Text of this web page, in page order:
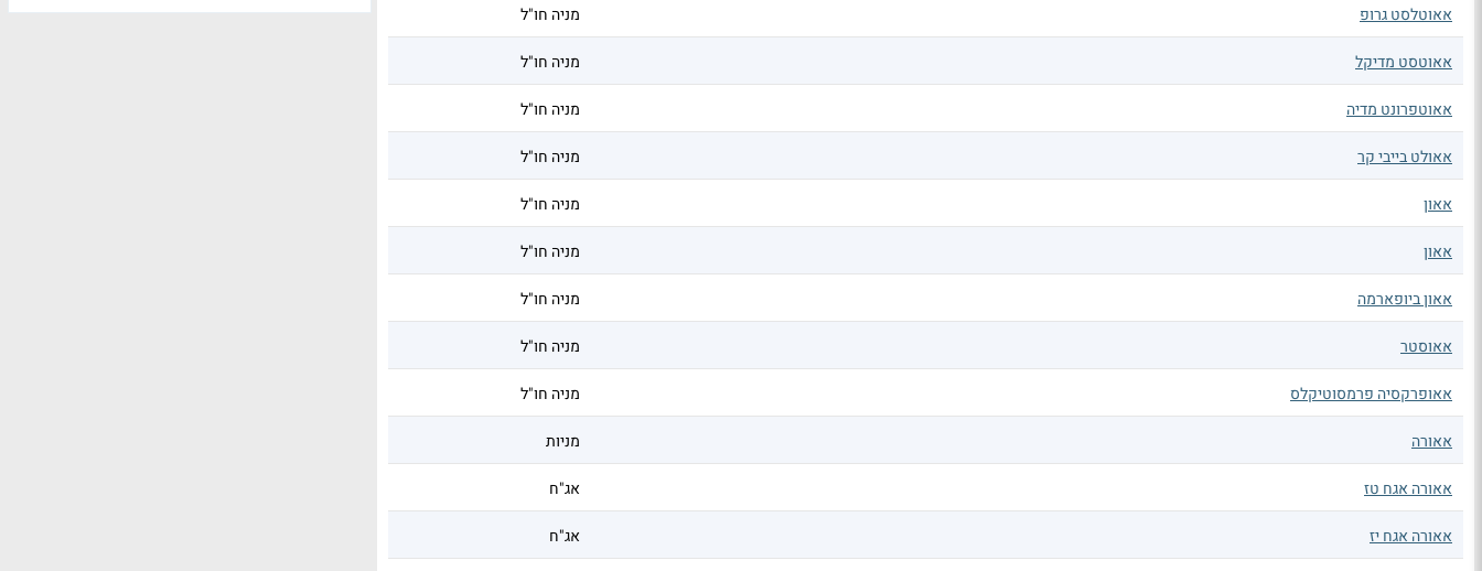
אאוטלסט גרופ מניה חו"ל
אאוטסט מדיקל מניה חו"ל
אאוטפרונט מדיה מניה חו"ל
אאולט בייבי קר מניה חו"ל
אאון מניה חו"ל
אאון מניה חו"ל
אאון ביופארמה מניה חו"ל
אאוסטר מניה חו"ל
אאופרקסיה פרמסוטיקלס מניה חו"ל
אאורה מניות
אאורה אגח טז אג"ח
אאורה אגח יז אג"ח